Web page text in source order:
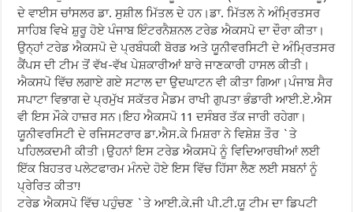
ਦੇ ਵਾਈਸ ਚਾਂਸਲਰ ਡਾ. ਸੁਸ਼ੀਲ ਮਿੱਤਲ ਦੇ ਹਨ।ਡਾ. ਮਿੱਤਲ ਨੇ ਅੰਮ੍ਰਿਤਸਰ
ਸਾਹਿਬ ਵਿਖੇ ਸ਼ੁਰੂ ਹੋਏ ਪੰਜਾਬ ਇੰਟਰਨੈਸ਼ਨਲ ਟਰੇਡ ਐਕਸਪੋ ਦਾ ਦੌਰਾ ਕੀਤਾ।
ਉਨ੍ਹਾਂ ਟਰੇਡ ਐਕਸਪੋ ਦੇ ਪ੍ਰਬੰਧਕੀ ਬੋਰਡ ਅਤੇ ਯੂਨੀਵਰਸਿਟੀ ਦੇ ਅੰਮ੍ਰਿਤਸਰ
ਕੈਂਪਸ ਦੀ ਟੀਮ ਤੋਂ ਵੱਖ-ਵੱਖ ਪੇਸ਼ਕਾਰੀਆਂ ਬਾਰੇ ਜਾਣਕਾਰੀ ਹਾਸਲ ਕੀਤੀ।
ਐਕਸਪੋ ਵਿੱਚ ਲਗਾਏ ਗਏ ਸਟਾਲ ਦਾ ਉਦਘਾਟਨ ਵੀ ਕੀਤਾ ਗਿਆ।ਪੰਜਾਬ ਸੈਰ
ਸਪਾਟਾ ਵਿਭਾਗ ਦੇ ਪ੍ਰਮੁੱਖ ਸਕੱਤਰ ਮੈਡਮ ਰਾਖੀ ਗੁਪਤਾ ਭੰਡਾਰੀ ਆਈ.ਏ.ਐਸ
ਵੀ ਇਸ ਮੌਕੇ ਹਾਜ਼ਰ ਸਨ।ਇਹ ਐਕਸਪੋ 11 ਦਸੰਬਰ ਤੱਕ ਜਾਰੀ ਰਹੇਗਾ।
ਯੂਨੀਵਰਸਿਟੀ ਦੇ ਰਜਿਸਟਰਾਰ ਡਾ.ਐਸ.ਕੇ ਮਿਸ਼ਰਾ ਨੇ ਵਿਸ਼ੇਸ਼ ਤੌਰ `ਤੇ
ਪਹਿਲਕਦਮੀ ਕੀਤੀ।ਉਹਨਾਂ ਇਸ ਟਰੇਡ ਐਕਸਪੋ ਨੂੰ ਵਿਦਿਆਰਥੀਆਂ ਲਈ
ਇੱਕ ਬਿਹਤਰ ਪਲੇਟਫਾਰਮ ਮੰਨਦੇ ਹੋਏ ਇਸ ਵਿੱਚ ਹਿੱਸਾ ਲੈਣ ਲਈ ਸਬਨਾਂ ਨੂੰ
ਪ੍ਰੇਰਿਤ ਕੀਤਾ!
ਟਰੇਡ ਐਕਸਪੋ ਵਿੱਚ ਪਹੁੰਚਣ `ਤੇ ਆਈ.ਕੇ.ਜੀ ਪੀ.ਟੀ.ਯੂ ਟੀਮ ਦਾ ਡਿਪਟੀ